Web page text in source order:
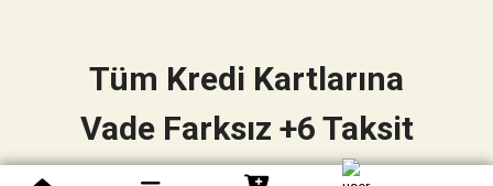
Tüm Kredi Kartlarına
Vade Farksız +6 Taksit